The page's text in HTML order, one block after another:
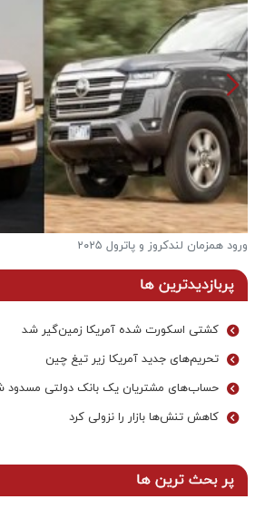
فرار از گرمای تابستان به آغوش
پربازدیدترین ها
کشتی اسکورت شده آمریکا زمین‌گیر شد
تحریم‌های جدید آمریکا زیر تیغ چین
حساب‌های مشتریان یک بانک‌ دولتی مسدود
کاهش تنش‌ها بازار را نزولی کرد
پر بحث ترین ها